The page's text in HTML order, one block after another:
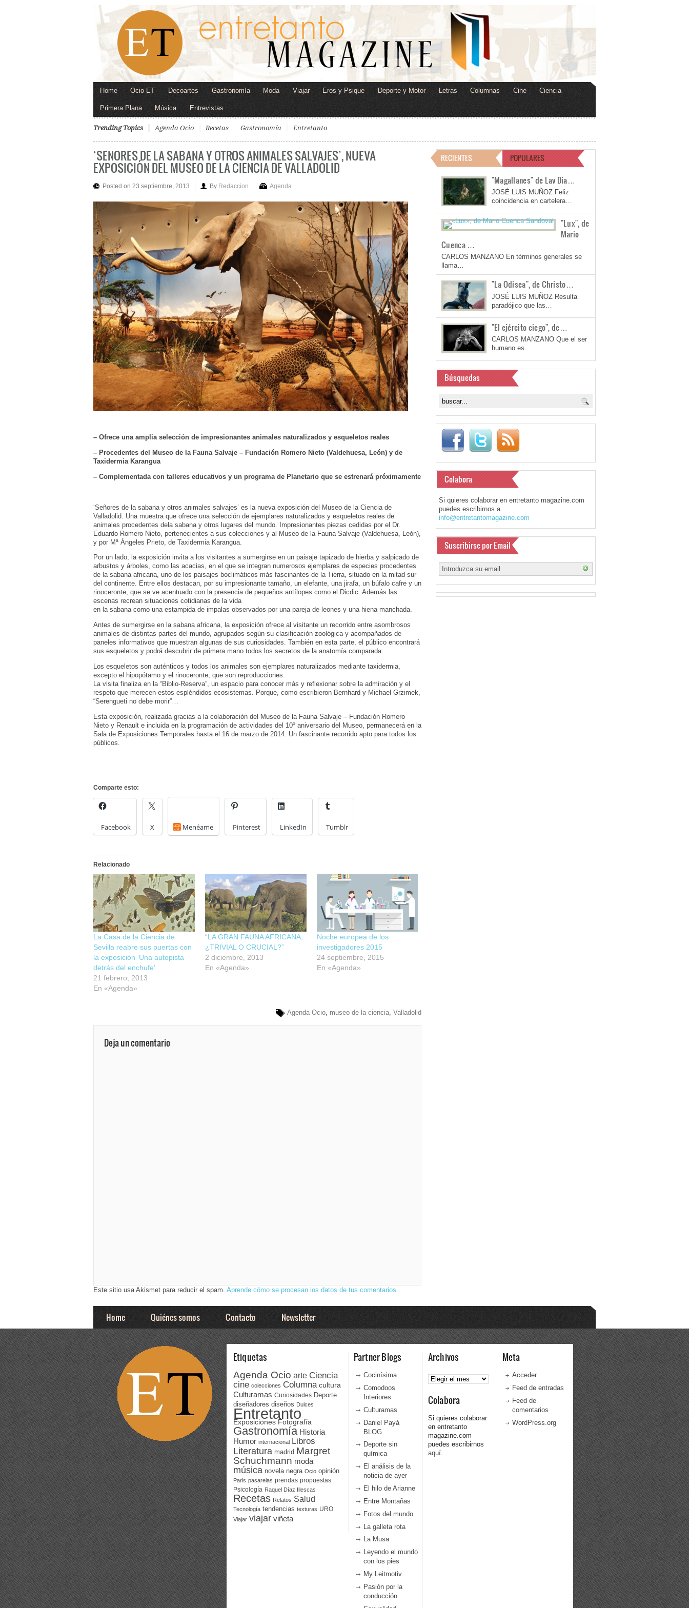
Home Ocio ET Decoartes Gastronomía Moda Viajar Eros y Psique Deporte y Motor Letras Columnas Cine Ciencia
Primera Plana Música Entrevistas
Trending Topics Agenda Ocio Recetas Gastronomía Entretanto
‘SEÑORES DE LA SABANA Y OTROS ANIMALES SALVAJES’, NUEVA
EXPOSICIÓN DEL MUSEO DE LA CIENCIA DE VALLADOLID
Posted on 23 septiembre, 2013 By Redaccion Agenda
– Ofrece una amplia selección de impresionantes animales naturalizados y esqueletos reales
– Procedentes del Museo de la Fauna Salvaje – Fundación Romero Nieto (Valdehuesa, León) y de
Taxidermia Karangua
– Complementada con talleres educativos y un programa de Planetario que se estrenará próximamente
‘Señores de la sabana y otros animales salvajes’ es la nueva exposición del Museo de la Ciencia de
Valladolid. Una muestra que ofrece una selección de ejemplares naturalizados y esqueletos reales de
animales procedentes dela sabana y otros lugares del mundo. Impresionantes piezas cedidas por el Dr.
Eduardo Romero Nieto, pertenecientes a sus colecciones y al Museo de la Fauna Salvaje (Valdehuesa, León),
y por Mª Ángeles Prieto, de Taxidermia Karangua.
Por un lado, la exposición invita a los visitantes a sumergirse en un paisaje tapizado de hierba y salpicado de
arbustos y árboles, como las acacias, en el que se integran numerosos ejemplares de especies procedentes
de la sabana africana, uno de los paisajes boclimáticos más fascinantes de la Tierra, situado en la mitad sur
del continente. Entre ellos destacan, por su impresionante tamaño, un elefante, una jirafa, un búfalo cafre y un
rinoceronte, que se ve acentuado con la presencia de pequeños antílopes como el Dicdic. Además las
escenas recrean situaciones cotidianas de la vida
en la sabana como una estampida de impalas observados por una pareja de leones y una hiena manchada.
Antes de sumergirse en la sabana africana, la exposición ofrece al visitante un recorrido entre asombrosos
animales de distintas partes del mundo, agrupados según su clasificación zoológica y acompañados de
paneles informativos que muestran algunas de sus curiosidades. También en esta parte, el público encontrará
sus esqueletos y podrá descubrir de primera mano todos los secretos de la anatomía comparada.
Los esqueletos son auténticos y todos los animales son ejemplares naturalizados mediante taxidermia,
excepto el hipopótamo y el rinoceronte, que son reproducciones.
La visita finaliza en la “Biblio-Reserva”, un espacio para conocer más y reflexionar sobre la admiración y el
respeto que merecen estos espléndidos ecosistemas. Porque, como escribieron Bernhard y Michael Grzimek,
“Serengueti no debe morir”…
Esta exposición, realizada gracias a la colaboración del Museo de la Fauna Salvaje – Fundación Romero
Nieto y Renault e incluida en la programación de actividades del 10º aniversario del Museo, permanecerá en la
Sala de Exposiciones Temporales hasta el 16 de marzo de 2014. Un fascinante recorrido apto para todos los
públicos.
Comparte esto:
Facebook X Menéame Pinterest LinkedIn Tumblr
Relacionado
La Casa de la Ciencia de
Sevilla reabre sus puertas con
la exposición ‘Una autopista
detrás del enchufe’
21 febrero, 2013
En «Agenda»
“LA GRAN FAUNA AFRICANA,
¿TRIVIAL O CRUCIAL?”
2 diciembre, 2013
En «Agenda»
Noche europea de los
investigadores 2015
24 septiembre, 2015
En «Agenda»
Agenda Ocio, museo de la ciencia, Valladolid
Deja un comentario
Este sitio usa Akismet para reducir el spam. Aprende cómo se procesan los datos de tus comentarios.
RECIENTES POPULARES
"Magallanes" de Lav Dia…
JOSÉ LUIS MUÑOZ Feliz
coincidencia en cartelera…
"Lux", de
Mario
Cuenca …
CARLOS MANZANO En términos generales se
llama…
"La Odisea", de Christo…
JOSÉ LUIS MUÑOZ Resulta
paradójico que las…
"El ejército ciego", de…
CARLOS MANZANO Que el ser
humano es…
Búsquedas
Colabora
Si quieres colaborar en entretanto magazine.com
puedes escribirnos a
info@entretantomagazine.com
Suscribirse por Email
Home Quiénes somos Contacto Newsletter
Etiquetas
Agenda Ocio arte Ciencia
cine colecciones Columna cultura
Culturamas Curiosidades Deporte
diseñadores diseños Dulces
Entretanto
Exposiciones Fotografía
Gastronomía Historia
Humor internacional Libros
Literatura madrid Margret
Schuchmann moda
música novela negra Ocio opinión
Paris pasarelas prendas propuestas
Psicología Raquel Díaz Illescas
Recetas Relatos Salud
Tecnología tendencias texturas URO
Viajar viajar viñeta
Partner Blogs
Cocinísima
Comodoos
Interiores
Culturamas
Daniel Payá
BLOG
Deporte sin
química
El análisis de la
noticia de ayer
El hilo de Arianne
Entre Montañas
Fotos del mundo
La galleta rota
La Musa
Leyendo el mundo
con los pies
My Leitmotiv
Pasión por la
conducción
Archivos
Archivos
Colabora
Si quieres colaborar
en entretanto
magazine.com
puedes escribirnos
aquí.
Meta
Acceder
Feed de entradas
Feed de
comentarios
WordPress.org